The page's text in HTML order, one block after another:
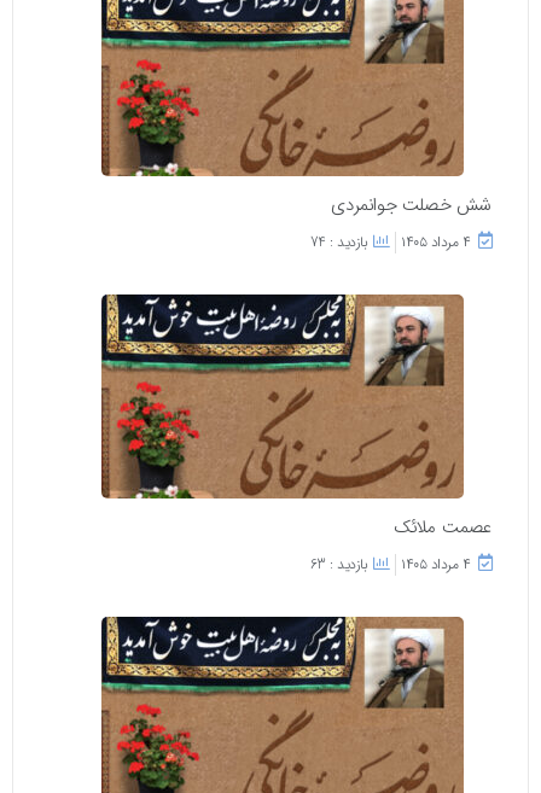
شش خصلت جوانمردی
۴ مرداد ۱۴۰۵ بازدید : 74
عصمت ملائک
۴ مرداد ۱۴۰۵ بازدید : 63